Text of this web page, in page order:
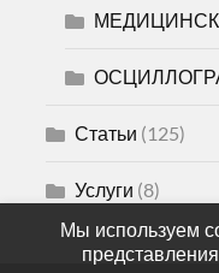
Статьи (125)
Услуги (8)
Мы используем